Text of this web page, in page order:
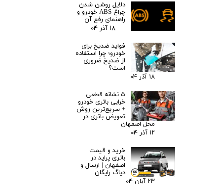
دلایل روشن شدن
چراغ ABS خودرو و
راهنمای رفع آن
۱۸ آذر ۰۴
فواید ضدیخ برای
خودرو؛ چرا استفاده
از ضدیخ ضروری
است؟
۱۸ آذر ۰۴
۵ نشانه قطعی
خرابی باتری خودرو
+ سریع‌ترین روش
تعویض باتری در
محل اصفهان
۱۲ آذر ۰۴
خرید و قیمت
باتری پراید در
اصفهان | ارسال و
دیاگ رایگان
۲۳ آبان ۰۴